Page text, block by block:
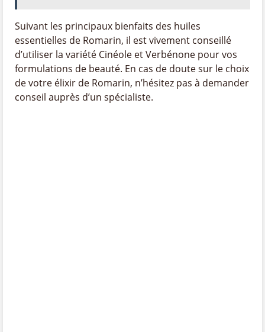
Suivant les principaux bienfaits des huiles
essentielles de Romarin, il est vivement conseillé
d’utiliser la variété Cinéole et Verbénone pour vos
formulations de beauté. En cas de doute sur le choix
de votre élixir de Romarin, n’hésitez pas à demander
conseil auprès d’un spécialiste.